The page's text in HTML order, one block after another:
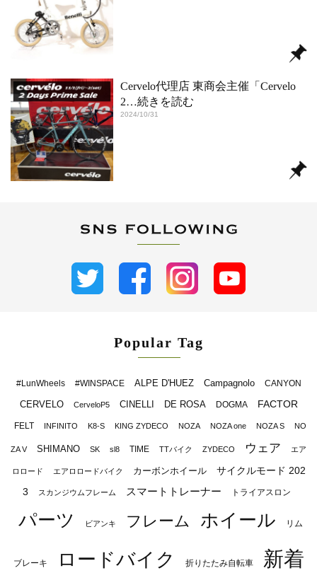
Cervelo代理店 東商会主催「Cervelo
2…続きを読む
2024/10/31
Popular Tag
#LunWheels #WINSPACE ALPE D'HUEZ Campagnolo CANYON
CERVELO CerveloP5 CINELLI DE ROSA DOGMA FACTOR
FELT INFINITO K8-S KING ZYDECO NOZA NOZA one NOZA S NO
ZA V SHIMANO SK sl8 TIME TTバイク ZYDECO ウェア エア
ロロード エアロロードバイク カーボンホイール
サイクルモード 202
3
スカンジウムフレーム スマートトレーナー トライアスロン
パーツ ビアンキ フレーム ホイール リム
ブレーキ ロードバイク 折りたたみ自転車
新着